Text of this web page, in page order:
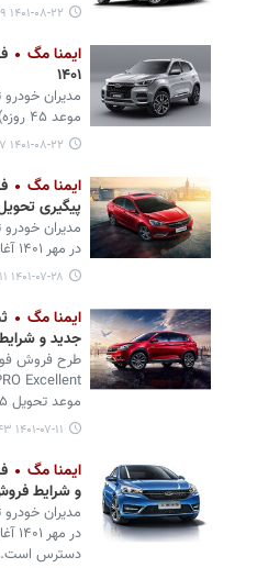
۱۴۰۱-۰۸-۲۲ ۱۲:۴۹
ایمنا مگ
۱۴۰۱
مدیران
موعد ۴۵ روزه) را در آبان ۱۴۰۱ آغاز کرد. فرم ثبت نام اینترنتی از طریق سایت در دسترس است.
۱۴۰۱-۰۸-۲۲ ۱۰:۱۷
ایمنا مگ
پیگیری
در مهر ۱۴۰۱ آغاز کرد. فرم ثبت نام اینترنتی از طریق سایت در دسترس است.
۱۴۰۱-۰۷-۲۸ ۱۲:۱۱
ایمنا مگ
جدید و
موعد تحویل ۴۵ روز کاری آغاز شد.
۱۴۰۱-۰۷-۱۱ ۱۴:۴۳
ایمنا مگ
و شرایط
در
دسترس است.